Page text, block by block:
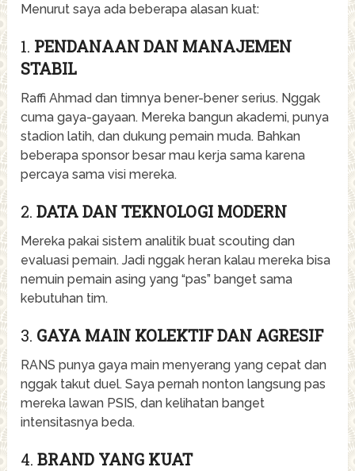
Menurut saya ada beberapa alasan kuat:
1. PENDANAAN DAN MANAJEMEN
STABIL
Raffi Ahmad dan timnya bener-bener serius. Nggak
cuma gaya-gayaan. Mereka bangun akademi, punya
stadion latih, dan dukung pemain muda. Bahkan
beberapa sponsor besar mau kerja sama karena
percaya sama visi mereka.
2.DATA DAN TEKNOLOGI MODERN
Mereka pakai sistem analitik buat scouting dan
evaluasi pemain. Jadi nggak heran kalau mereka bisa
nemuin pemain asing yang “pas” banget sama
kebutuhan tim.
3. GAYA MAIN KOLEKTIF DAN AGRESIF
RANS punya gaya main menyerang yang cepat dan
nggak takut duel. Saya pernah nonton langsung pas
mereka lawan PSIS, dan kelihatan banget
intensitasnya beda.
4.BRAND YANG KUAT